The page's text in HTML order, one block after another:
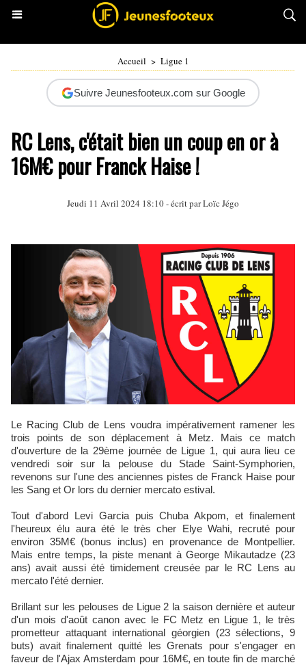
Accueil > Ligue 1
Suivre Jeunesfooteux.com sur Google
RC Lens, c'était bien un coup en or à
16M€ pour Franck Haise !
Jeudi 11 Avril 2024 18:10 - écrit parLoïc Jégo
Le Racing Club de Lens voudra impérativement ramener les
trois points de son déplacement à Metz. Mais ce match
d'ouverture de la 29ème journée de Ligue 1, qui aura lieu ce
vendredi soir sur la pelouse du Stade Saint-Symphorien,
revenons sur l'une des anciennes pistes de Franck Haise pour
les Sang et Or lors du dernier mercato estival.
Tout d'abord Levi Garcia puis Chuba Akpom, et finalement
l'heureux élu aura été le très cher Elye Wahi, recruté pour
environ 35M€ (bonus inclus) en provenance de Montpellier.
Mais entre temps, la piste menant à George Mikautadze (23
ans) avait aussi été timidement creusée par le RC Lens au
mercato l'été dernier.
Brillant sur les pelouses de Ligue 2 la saison dernière et auteur
d'un mois d'août canon avec le FC Metz en Ligue 1, le très
prometteur attaquant international géorgien (23 sélections, 9
buts) avait finalement quitté les Grenats pour s'engager en
faveur de l'Ajax Amsterdam pour 16M€, en toute fin de marché